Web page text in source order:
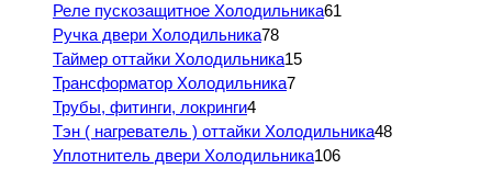
Реле пускозащитное Холодильника61
Ручка двери Холодильника78
Таймер оттайки Холодильника15
Трансформатор Холодильника7
Трубы, фитинги, локринги4
Тэн ( нагреватель ) оттайки Холодильника48
Уплотнитель двери Холодильника106